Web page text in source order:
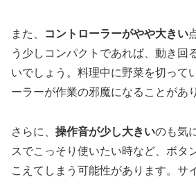
また、 コントローラーがやや大きい
う少しコンパクトであれば、動き回
いでしょう。料理中に野菜を切って
ーラーが作業の邪魔になることがあ
さらに、 操作音が少し大きいのも気
スでこっそり使いたい時など、ボタ
こえてしまう可能性があります。サ